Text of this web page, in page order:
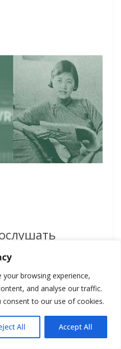
browsing experience,
and analyse our traffic.
consent to our use of cookies.
All Accept All
моряков
с владельцами
основали